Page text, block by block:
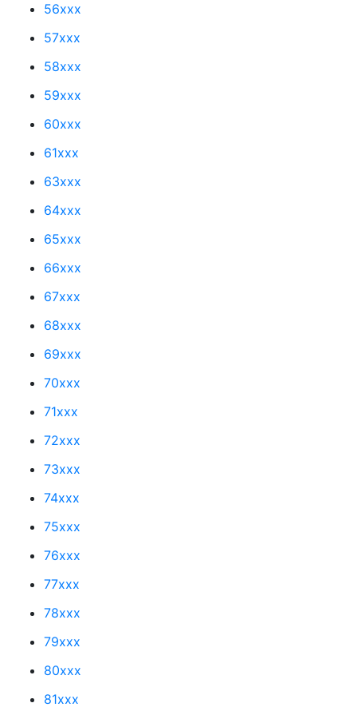
56xxx
57xxx
58xxx
59xxx
60xxx
61xxx
63xxx
64xxx
65xxx
66xxx
67xxx
68xxx
69xxx
70xxx
71xxx
72xxx
73xxx
74xxx
75xxx
76xxx
77xxx
78xxx
79xxx
80xxx
81xxx